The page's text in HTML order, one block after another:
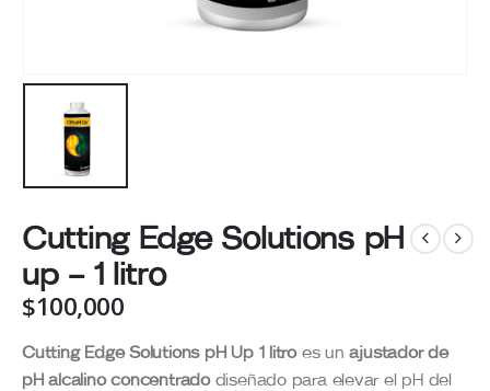
Cutting Edge Solutions pH
up – 1 litro
$100,000
Cutting Edge Solutions pH Up 1 litroes unajustador de
pH alcalino concentradodiseñado para elevar el pH del